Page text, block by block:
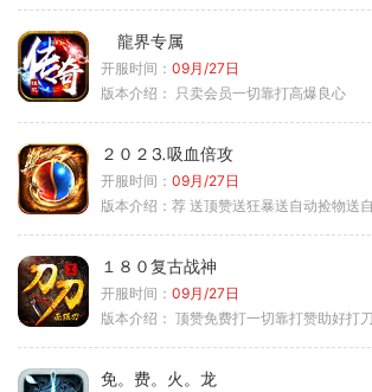
龍界专属
开服时间： 09月/27日
版本介绍： 只卖会员一切靠打高爆良心
２０２⒊吸血倍攻
开服时间： 09月/27日
版本介绍： 荐 送顶赞送狂暴送自动捡物送
１８０复古战神
开服时间： 09月/27日
版本介绍： 顶赞免费打一切靠打赞助好打
免。费。火。龙